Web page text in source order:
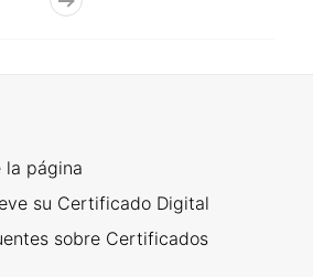
la página
su Certificado Digital
sobre Certificados